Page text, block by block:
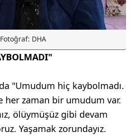
Fotoğraf: DHA
"Umudum hiç kaybolmadı.
her zaman bir umudum var.
ölüymüşüz gibi devam
Yaşamak zorundayız.